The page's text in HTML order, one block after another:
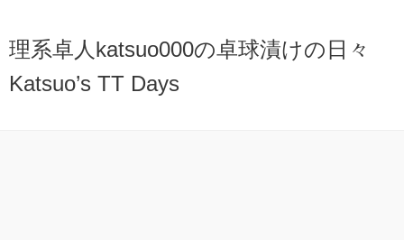
理系卓人katsuo000の卓球漬けの日々
Katsuo’s TT Days